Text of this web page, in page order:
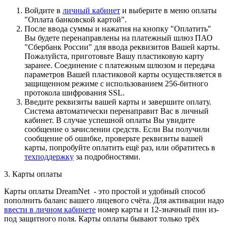
Войдите в личный кабинет и выберите в меню оплаты
"Оплата банковской картой".
После ввода суммы и нажатия на кнопку "Оплатить"
Вы будете перенаправлены на платежный шлюз ПАО
"Сбербанк России" для ввода реквизитов Вашей карты.
Пожалуйста, приготовьте Вашу пластиковую карту
заранее. Соединение с платежным шлюзом и передача
параметров Вашей пластиковой карты осуществляется в
защищенном режиме с использованием 256-битного
протокола шифрования SSL.
Введите реквизиты вашей карты и завершите оплату.
Система автоматически перенаправит Вас в личный
кабинет. В случае успешной оплаты Вы увидите
сообщение о зачислении средств. Если Вы получили
сообщение об ошибке, проверьте реквизиты вашей
карты, попробуйте оплатить ещё раз, или обратитесь в
техподдержку за подробностями.
3. Карты оплаты
Карты оплаты DreamNet - это простой и удобный способ
пополнить баланс вашего лицевого счёта. Для активации надо
ввести в личном кабинете номер карты и 12-значный пин из-
под защитного поля. Карты оплаты бывают только трёх